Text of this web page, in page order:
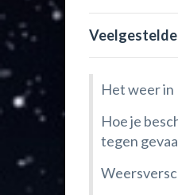
Het weer in
Hoe je
tegen